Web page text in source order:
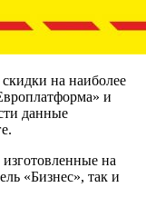
на наиболее
и
данные
на
«Бизнес», так и